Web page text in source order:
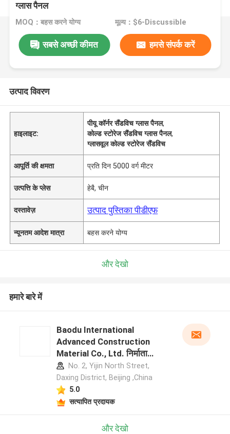
ग्लास पैनल
MOQ：बहस करने योग्य मूल्य：$6-Discussible
सबसे अच्छी कीमत हमसे संपर्क करें
उत्पाद विवरण
हाइलाइट:
पीयू कॉर्नर सैंडविच ग्लास पैनल,
कोल्ड स्टोरेज सैंडविच ग्लास पैनल,
ग्लासवूल कोल्ड स्टोरेज सैंडविच
आपूर्ति की क्षमता प्रति दिन 5000 वर्ग मीटर
उत्पत्ति के प्लेस हेबै, चीन
दस्तावेज़ उत्पाद पुस्तिका पीडीएफ
न्यूनतम आदेश मात्रा बहस करने योग्य
और देखो
हमारे बारे में
Baodu International
Advanced Construction
Material Co., Ltd. निर्माता
प्रोफ़ाइलNo. 2, Yijin North Street,
Daxing District, Beijing ,China
5.0
सत्यापित प्रदायक
और देखो